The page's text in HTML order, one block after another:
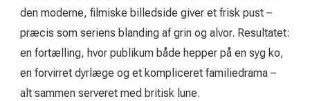
den moderne, filmiske billedside giver et frisk pust –
præcis som seriens blanding af grin og alvor. Resultatet:
en fortælling, hvor publikum både hepper på en syg ko,
en forvirret dyrlæge og et kompliceret familiedrama –
alt sammen serveret med britisk lune.